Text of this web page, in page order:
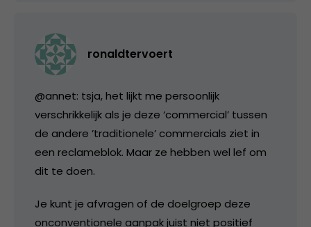
ronaldtervoert
@annet: tsja, het lijkt me persoonlijk
verschrikkelijk als je deze ‘commercial’ tussen
de andere ’traditionele’ commercials ziet in
een reclameblok. Maar ze hebben wel lef om
dit te doen.
Je kunt je afvragen of de doelgroep deze
onconventionele aanpak juist niet positief